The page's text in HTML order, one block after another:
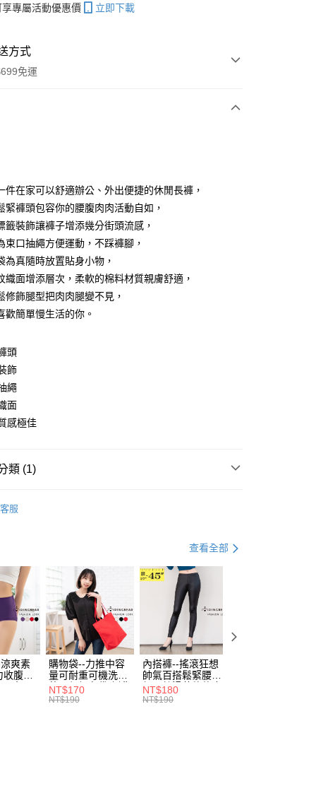
專屬活動優惠價 立即下載
方式
免運
款
期使用說明】
灣大哥大提供，台灣大哥大用戶可立即使用無須另外申請。
擇「大哥付你分期」，訂單成立後會自動跳轉到大哥付的交易
機門號後，選擇欲分期的期數、繳款截止日，確認付款後即
專審核」未通過狀況，表示未達大哥付你分期系統評分，恕
內容。
併入電信帳單，「大哥付你分期」於每月結算日後寄送繳費提
「台灣大哥大股份有限公司」（以下簡稱本公司）所提供，讓
，得透過本服務購買商品或服務，並由商店將買賣／分期付
權讓與本公司後，依約使用本公司帳單繳交帳款。
付款使用「大哥付你分期」之契約關係目的，商店將以您的個人
名、電話或地址）提供予台灣大哥大進項蒐集、處理及利
與您本人進行分期帳單所需資料之確認、核對及更正。
務條款，請詳閱以下連結：https://oppay.tw/userRule
付
付是「在收到商品之後才付款」的支付方式。 讓您購物簡單
要手機號碼，簡訊認證，即可結帳。
先確認商品／服務後，再付款。
享後付」結帳流程】
式選擇「AFTEE先享後付」後，將跳轉至「AFTEE先享後
費通知簡訊後14天內，點擊此簡訊中的連結，可透過四大超商
銀行／等多元方式進行付款，方視為交易完成。
帳手續完成當下不需立刻繳費，但若您需要取消訂單，請聯
店家。未經商家同意取消之訂單仍視為有效，需透過AFTEE
相關費用。
成功請以「AFTEE先享後付 」之結帳頁面顯示為準，若有關於
／繳費後需取消欲退款等相關疑問，請聯繫「AFTEE先享後
心」https://netprotections.freshdesk.com/support/home
沛科技股份有限公司提供之「AFTEE先享後付」服務完成之
服務之必要範圍內提供個人資料，並將交易相關給付款項請
，滿NT$699(含以上)免運費
款
滿NT$799(含以上)免運費
貨
，滿NT$699(含以上)免運費
，滿NT$1,000(含以上)免運費
件在家可以舒適辦公、外出便捷的休閒長褲，
緊褲頭包容你的腰腹肉肉活動自如，
籤裝飾讓褲子增添幾分街頭流感，
束口抽繩方便運動，不踩褲腳，
為真隨時放置貼身小物，
織面增添層次，柔軟的棉料材質親膚舒適，
修飾腿型把肉肉腿變不見，
歡簡單慢生活的你。
頭
飾
繩
面
感極佳
類 (1)
客服
查看全部
爽素
收腹提
角內
L-
購物袋--力推中容
量可耐重可機洗烘
乾環保帆布袋/側背
包(黑.紅.米F)-
NT$170
NT$190
內搭褲--搖滾狂想
帥氣百搭鬆緊腰頭
超彈絲滑薄款仿皮
褲(黑XL-6L)-R179
NT$180
NT$190